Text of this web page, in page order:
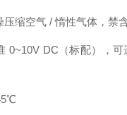
压缩空气 / 惰性气体，禁
0~10V DC（标配），可